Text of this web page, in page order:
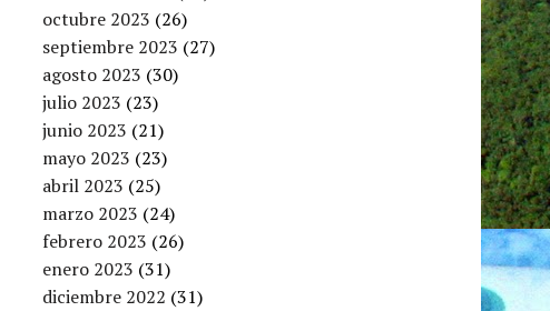
octubre 2023 (26)
septiembre 2023 (27)
agosto 2023 (30)
julio 2023 (23)
junio 2023 (21)
mayo 2023 (23)
abril 2023 (25)
marzo 2023 (24)
febrero 2023 (26)
enero 2023 (31)
diciembre 2022 (31)